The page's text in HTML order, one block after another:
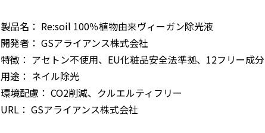
製品名： Re:soil 100％植物由来ヴィーガン除光液
開発者： GSアライアンス株式会社
特徴： アセトン不使用、EU化粧品安全法準拠、12フリー成分
用途： ネイル除光
環境配慮： CO2削減、クルエルティフリー
URL： GSアライアンス株式会社